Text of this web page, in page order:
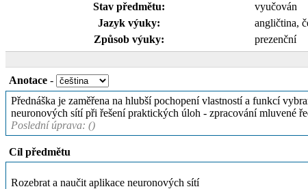
Stav předmětu:
vyučován
Jazyk výuky:
angličtina,
Způsob výuky:
prezenční
Anotace -
Přednáška je zaměřena na hlubší pochopení vlastností a funkcí
neuronových sítí při řešení praktických úloh - zpracování mluvené
Poslední úprava: ()
Cíl předmětu
Rozebrat a naučit aplikace neuronových sítí